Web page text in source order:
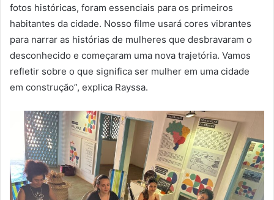
fotos históricas, foram essenciais para os primeiros
habitantes da cidade. Nosso filme usará cores vibrantes
para narrar as histórias de mulheres que desbravaram o
desconhecido e começaram uma nova trajetória. Vamos
refletir sobre o que significa ser mulher em uma cidade
em construção”, explica Rayssa.